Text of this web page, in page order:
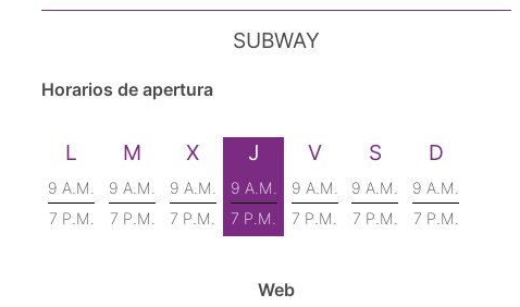
SUBWAY
Horarios de apertura
L
9 A.M.
7 P.M.
M
9 A.M.
7 P.M.
X
9 A.M.
7 P.M.
J
9 A.M.
7 P.M.
V
9 A.M.
7 P.M.
S
9 A.M.
7 P.M.
D
9 A.M.
7 P.M.
Web